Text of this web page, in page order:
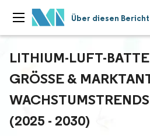
Über diesen Bericht
LITHIUM-LUFT-
GRÖSSE &
ACHSTUMSTRENDS
2025 - 2030)